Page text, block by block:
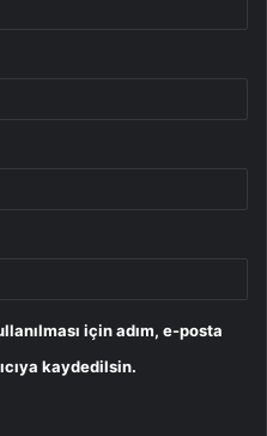
için adım, e-posta
kaydedilsin.